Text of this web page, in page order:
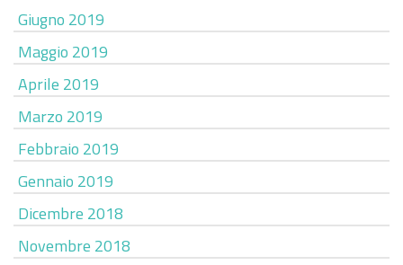
Giugno 2019
Maggio 2019
Aprile 2019
Marzo 2019
Febbraio 2019
Gennaio 2019
Dicembre 2018
Novembre 2018